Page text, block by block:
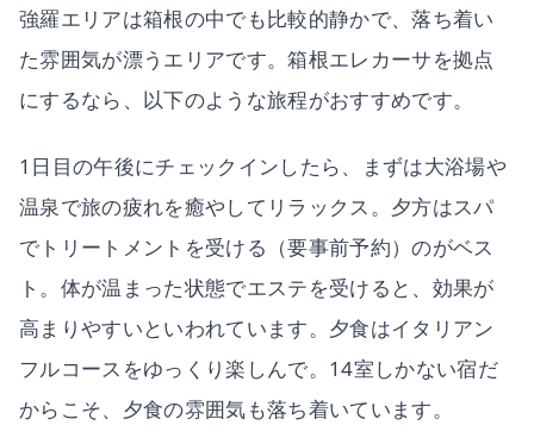
強羅エリアは箱根の中でも比較的静かで、落ち着い
た雰囲気が漂うエリアです。箱根エレカーサを拠点
にするなら、以下のような旅程がおすすめです。
1日目の午後にチェックインしたら、まずは大浴場や
温泉で旅の疲れを癒やしてリラックス。夕方はスパ
でトリートメントを受ける（要事前予約）のがベス
ト。体が温まった状態でエステを受けると、効果が
高まりやすいといわれています。夕食はイタリアン
フルコースをゆっくり楽しんで。14室しかない宿だ
からこそ、夕食の雰囲気も落ち着いています。